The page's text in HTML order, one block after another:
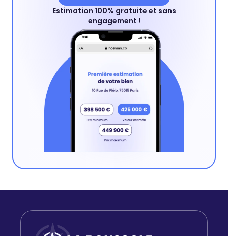
Estimation 100% gratuite et sans
engagement !